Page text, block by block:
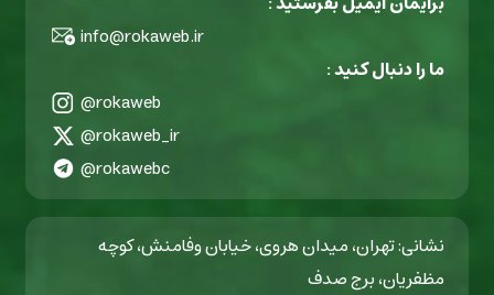
info@rokaweb.ir
ما را دنبال کنید :
@rokaweb
@rokaweb_ir
@rokawebc
نشانی: تهران، میدان هروی، خیابان وفامنش، کوچه
مظفریان، برج صدف